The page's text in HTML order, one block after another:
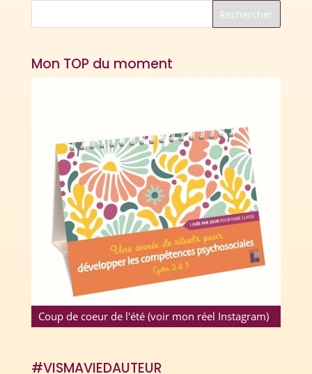
Mon TOP du moment
Coup de coeur de l'été (voir mon réel Instagram)
#VISMAVIEDAUTEUR